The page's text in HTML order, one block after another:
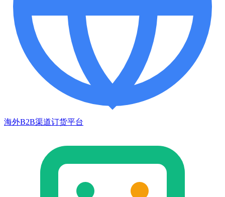
海外B2B渠道订货平台